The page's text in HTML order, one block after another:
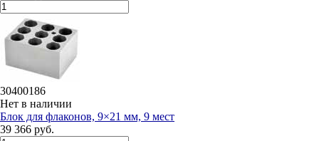
30400186
Нет в наличии
Блок для флаконов, 9×21 мм, 9 мест
39 366 руб.